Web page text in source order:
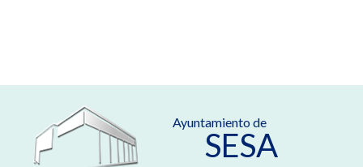
Ayuntamiento de
SESA